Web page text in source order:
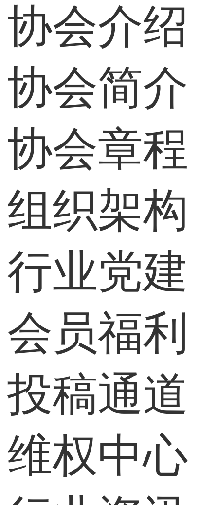
协会介绍
协会简介
协会章程
组织架构
行业党建
会员福利
投稿通道
维权中心